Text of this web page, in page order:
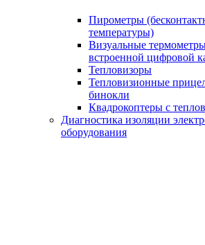
Пирометры
температуры)
Визуальные
встроенной цифровой
Тепловизоры
Тепловизионные
бинокли
Квадрокоптеры с
Диагностика изоляции
оборудования